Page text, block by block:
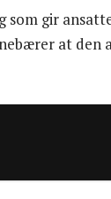
gir
at den